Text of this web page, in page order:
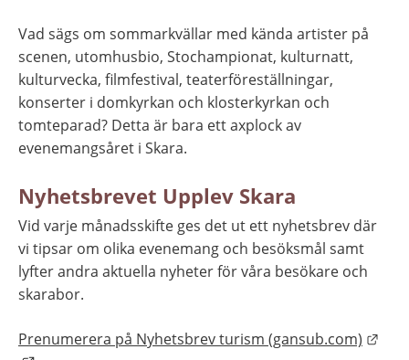
Vad sägs om sommarkvällar med kända artister på
scenen, utomhusbio, Stochampionat, kulturnatt,
kulturvecka, filmfestival, teaterföreställningar,
konserter i domkyrkan och klosterkyrkan och
tomteparad? Detta är bara ett axplock av
evenemangsåret i Skara.
Nyhetsbrevet Upplev Skara
Vid varje månadsskifte ges det ut ett nyhetsbrev där
vi tipsar om olika evenemang och besöksmål samt
lyfter andra aktuella nyheter för våra besökare och
skarabor.
Prenumerera på Nyhetsbrev turism (gansub.com)